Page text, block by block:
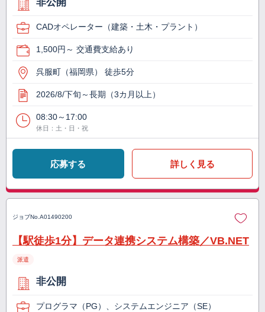
非公開
CADオペレーター（建築・土木・プラント）
1,500円～ 交通費支給あり
呉服町（福岡県） 徒歩5分
2026/8/下旬～長期（3カ月以上）
08:30～17:00
休日：土・日・祝
応募する 詳しく見る
ジョブNo. A01490200
【駅徒歩1分】データ連携システム構築／VB.NET
派遣
非公開
プログラマ（PG）、システムエンジニア（SE）